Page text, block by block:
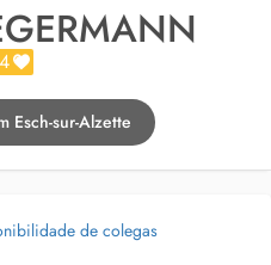
Esch-sur-Alzette
de colegas